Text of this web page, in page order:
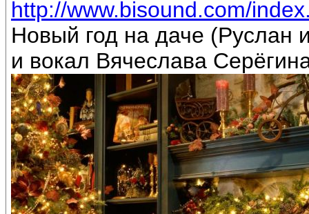
http://www.bisound.com/
Новый год на даче
и вокал Вячеслава